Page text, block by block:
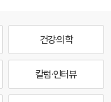
건강·의학
칼럼·인터뷰